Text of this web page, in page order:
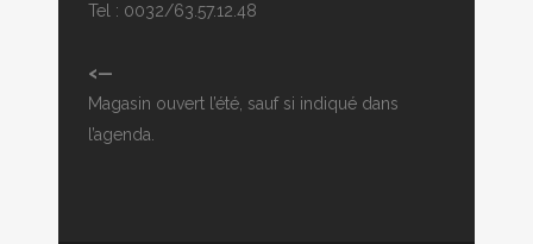
Tel : 0032/63.57.12.48
<—
Magasin ouvert l’été, sauf si indiqué dans
l’agenda.